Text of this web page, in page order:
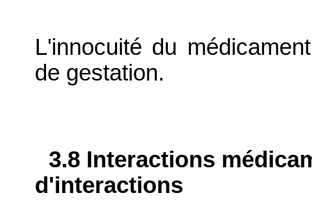
L'innocuité du
de gestation.
3.8 Interactions
d'interactions